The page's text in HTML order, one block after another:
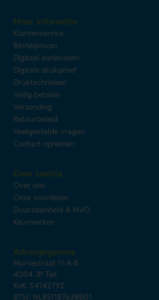
Meer informatie
Klantenservice
Bestelproces
Digitaal aanleveren
Digitale drukproef
Druktechnieken
Veilig betalen
Verzending
Retourbeleid
Veelgestelde vragen
Contact opnemen
Over Lavista
Over ons
Onze voordelen
Duurzaamheid & MVO
Keurmerken
Adresgegevens
Morsestraat 11 A-B
4004 JP Tiel
KvK: 54142792
BTW: NL851187638B01